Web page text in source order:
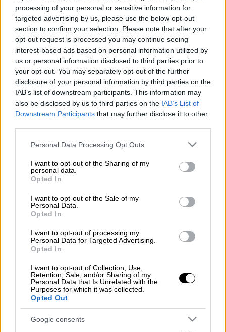
processing of your personal or sensitive information for
targeted advertising by us, please use the below opt-out
section to confirm your selection. Please note that after your
opt-out request is processed you may continue seeing
interest-based ads based on personal information utilized by
us or personal information disclosed to third parties prior to
your opt-out. You may separately opt-out of the further
disclosure of your personal information by third parties on the
IAB’s list of downstream participants. This information may
also be disclosed by us to third parties on the IAB’s List of
Downstream Participants that may further disclose it to other
Please note that this website/app uses one or more Google
not limited to your visit or usage behaviour. You may click to
grant or deny consent to Google and its third-party tags to
use your data for below specified purposes in below Google
consent section.
Personal Data Processing Opt Outs
I want to opt-out of the Sharing of my
personal data.
Opted In
I want to opt-out of the Sale of my
Personal Data.
Opted In
I want to opt-out of processing my
Personal Data for Targeted Advertising.
Opted In
I want to opt-out of Collection, Use,
Retention, Sale, and/or Sharing of my
Personal Data that Is Unrelated with the
Purposes for which it was collected.
Opted Out
Google consents
Ακίνητα - Στέγαση (EUROKINISSI)
Προσθέστε το ΕΘΝΟΣ στη Google
Αλλάζει το χρονοδιάγραμμα για το
πρόγραμμα στέγασης Σπίτι μου 2, καθώς η
προθεσμία ολοκλήρωσης μεταφέρεται
σημαντικά νωρίτερα από τον αρχικό
σχεδιασμό. Αντί για τα τέλη Αυγούστου, το
πρόγραμμα θα διακοπεί στις 2 Ιουνίου,
γεγονός που δημιουργεί πίεση σε όσους δεν
έχουν ακόμη ολοκληρώσει την
εκταμίευση
δανείου
Σύμφωνα με πληροφορίες, η επίσπευση της
λήξης του προγράμματος συνδέεται με τις
διαδικασίες αναθεώρησης και οικονομικής
αποτίμησης του προγράμματος, σε
Στόχος είναι να καθοριστεί με ακρίβεια το
τελικό οικονομικό αποτύπωμα και να
κατατεθεί εγκαίρως το τελικό αίτημα
πληρωμής δανείων προς τους ευρωπαϊκούς
θεσμούς.